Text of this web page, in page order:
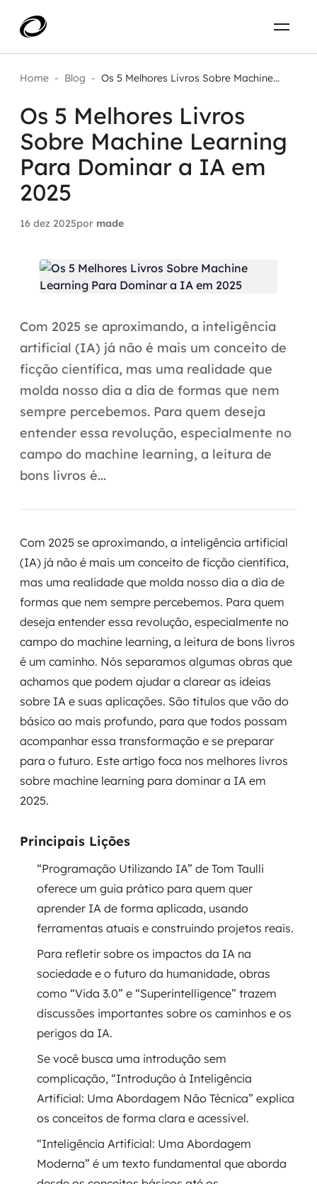
O que resolvemos
Aplicar IA com impacto real
AI / Machine Learning
IA Generativa
Aceleradores de IA
Integração de IA
RPA e hiperautomação
AI Day
Transformar dados em decisão
Data Analytics
Data Platforms
Business Intelligence
Data Lakes & Warehouses
Governança de dados
Modernização de aplicações
Desenvolvimento web e mobile
Modernização tecnológica
Arquitetura de soluções
Transformação digital
UX / UI design
Sustentar operações com eficiência
Sustentação de aplicações
Monitoramento 24x7
Suporte a banco de dados
FinOps
Billing Cloud
Gestão de infraestrutura
Projetos
PT-BR
ENTRE EM CONTATO
Home - Blog - Os 5 Melhores Livros Sobre Machine...
Os 5 Melhores Livros
Sobre Machine Learning
Para Dominar a IA em
2025
16 dez 2025por made
Com 2025 se aproximando, a inteligência
artificial (IA) já não é mais um conceito de
ficção científica, mas uma realidade que
molda nosso dia a dia de formas que nem
sempre percebemos. Para quem deseja
entender essa revolução, especialmente no
campo do machine learning, a leitura de
bons livros é...
Com 2025 se aproximando, a inteligência artificial
(IA) já não é mais um conceito de ficção científica,
mas uma realidade que molda nosso dia a dia de
formas que nem sempre percebemos. Para quem
deseja entender essa revolução, especialmente no
campo do machine learning, a leitura de bons livros
é um caminho. Nós separamos algumas obras que
achamos que podem ajudar a clarear as ideias
sobre IA e suas aplicações. São títulos que vão do
básico ao mais profundo, para que todos possam
acompanhar essa transformação e se preparar
para o futuro. Este artigo foca nos melhores livros
sobre machine learning para dominar a IA em
2025.
Principais Lições
“Programação Utilizando IA” de Tom Taulli
oferece um guia prático para quem quer
aprender IA de forma aplicada, usando
ferramentas atuais e construindo projetos reais.
Para refletir sobre os impactos da IA na
sociedade e o futuro da humanidade, obras
como “Vida 3.0” e “Superintelligence” trazem
discussões importantes sobre os caminhos e os
perigos da IA.
Se você busca uma introdução sem
complicação, “Introdução à Inteligência
Artificial: Uma Abordagem Não Técnica” explica
os conceitos de forma clara e acessível.
“Inteligência Artificial: Uma Abordagem
Moderna” é um texto fundamental que aborda